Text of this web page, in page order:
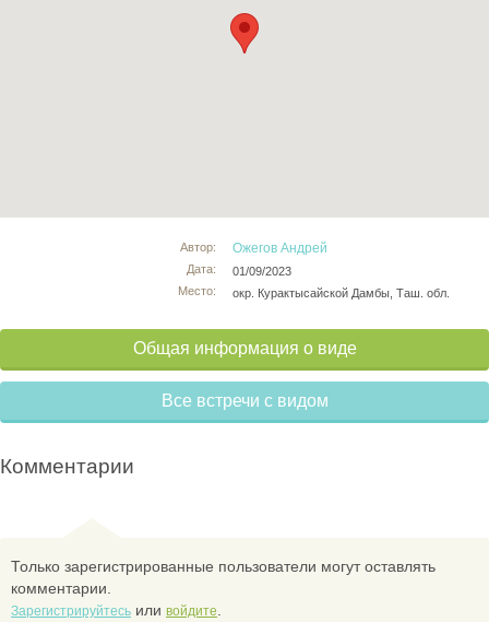
Автор:
Дата:
Место:
Ожегов Андрей
01/09/2023
окр. Курактысайской Дамбы, Таш. обл.
Общая информация о виде
Все встречи с видом
Комментарии
Только зарегистрированные пользователи могут оставлять
комментарии.
Зарегистрируйтесь или войдите